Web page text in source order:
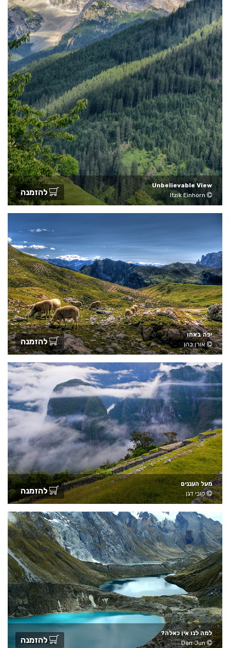
Unbelievable View
Itzik Einhorn
להזמנה
יפה באחו
אורן כהן
להזמנה
מעל העננים
קובי דגן
להזמנה
למה לנו אין כאלה?
Dan Jun
להזמנה